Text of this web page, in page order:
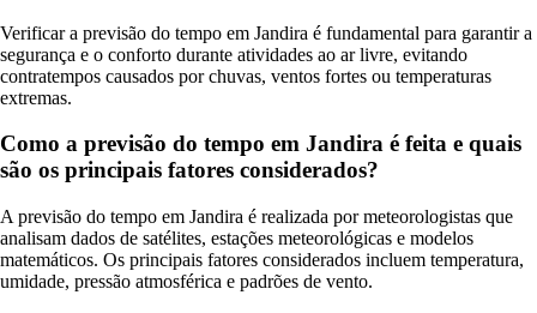
Verificar a previsão do tempo em Jandira é fundamental para garantir a
segurança e o conforto durante atividades ao ar livre, evitando
contratempos causados por chuvas, ventos fortes ou temperaturas
extremas.
Como a previsão do tempo em Jandira é feita e quais
são os principais fatores considerados?
A previsão do tempo em Jandira é realizada por meteorologistas que
analisam dados de satélites, estações meteorológicas e modelos
matemáticos. Os principais fatores considerados incluem temperatura,
umidade, pressão atmosférica e padrões de vento.